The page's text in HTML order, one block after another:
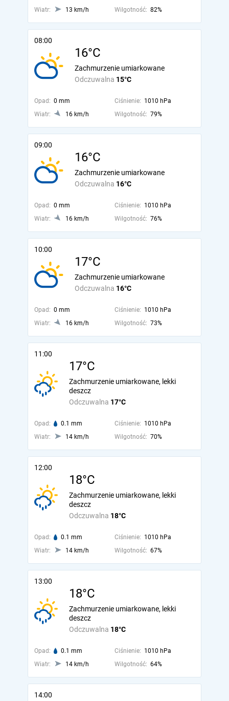
Wiatr: 13 km/h Wilgotność: 82%
08:00
16°C
Odczuwalna 15°C
Zachmurzenie umiarkowane
Opad: 0 mm Ciśnienie: 1010 hPa
Wiatr:
16 km/h Wilgotność: 79%
09:00
16°C
Odczuwalna 16°C
Zachmurzenie umiarkowane
Opad: 0 mm Ciśnienie: 1010 hPa
Wiatr:
16 km/h Wilgotność: 76%
10:00
17°C
Odczuwalna 16°C
Zachmurzenie umiarkowane
Opad: 0 mm Ciśnienie: 1010 hPa
Wiatr:
16 km/h Wilgotność: 73%
11:00
17°C
Odczuwalna 17°C
Zachmurzenie umiarkowane, lekki
deszcz
Opad: 0.1 mm Ciśnienie: 1010 hPa
Wiatr:
14 km/h Wilgotność: 70%
12:00
18°C
Odczuwalna 18°C
Zachmurzenie umiarkowane, lekki
deszcz
Opad: 0.1 mm Ciśnienie: 1010 hPa
Wiatr:
14 km/h Wilgotność: 67%
13:00
18°C
Odczuwalna 18°C
Zachmurzenie umiarkowane, lekki
deszcz
Opad: 0.1 mm Ciśnienie: 1010 hPa
Wiatr:
14 km/h Wilgotność: 64%
14:00